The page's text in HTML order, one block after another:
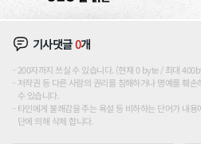
기사댓글0개
200자까지 쓰실 수 있습니다. (현재 0 byte / 최대
저작권 등 다른 사람의 권리를 침해하거나 명예를 훼
수 있습니다.
타인에게 불쾌감을 주는 욕설 등 비하하는 단어가 내
단에 의해 삭제 합니다.